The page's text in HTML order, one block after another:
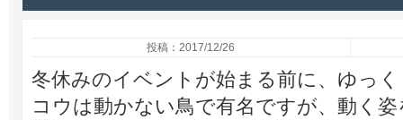
投稿：2017/12/26
冬休みのイベントが始まる前に、ゆっ
コウは動かない鳥で有名ですが、動く